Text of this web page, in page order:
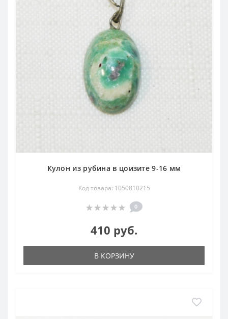
Кулон из рубина в цоизите 9-16 мм
Код товара: 1050810215
0
410 руб.
В КОРЗИНУ